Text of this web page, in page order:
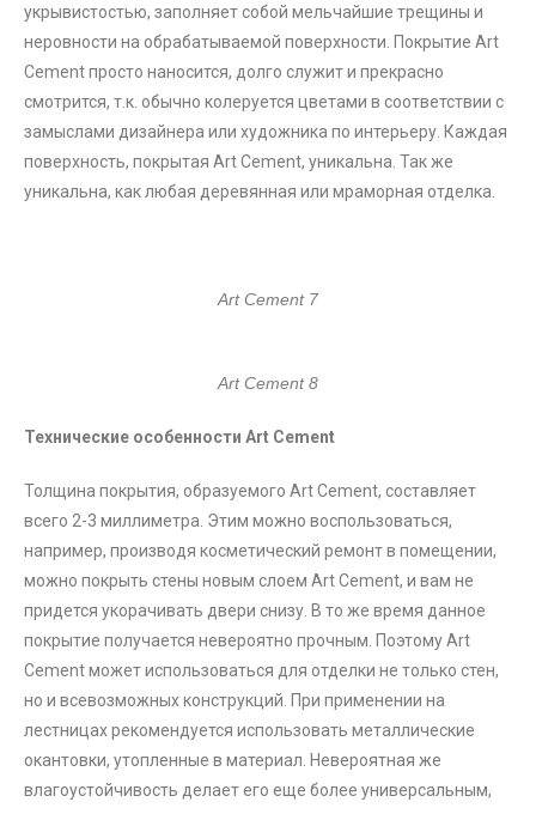
укрывистостью, заполняет собой мельчайшие трещины и
неровности на обрабатываемой поверхности. Покрытие Art
Cement просто наносится, долго служит и прекрасно
смотрится, т.к. обычно колеруется цветами в соответствии с
замыслами дизайнера или художника по интерьеру. Каждая
поверхность, покрытая Art Cement, уникальна. Так же
уникальна, как любая деревянная или мраморная отделка.
Art Cement 7
Art Cement 8
Технические особенности Art Cement
Толщина покрытия, образуемого Art Cement, составляет
всего 2-3 миллиметра. Этим можно воспользоваться,
например, производя косметический ремонт в помещении,
можно покрыть стены новым слоем Art Cement, и вам не
придется укорачивать двери снизу. В то же время данное
покрытие получается невероятно прочным. Поэтому Art
Cement может использоваться для отделки не только стен,
но и всевозможных конструкций. При применении на
лестницах рекомендуется использовать металлические
окантовки, утопленные в материал. Невероятная же
влагоустойчивость делает его еще более универсальным,